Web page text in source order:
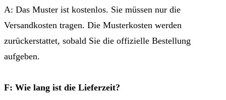
A: Das Muster ist kostenlos. Sie müssen nur die
Versandkosten tragen. Die Musterkosten werden
zurückerstattet, sobald Sie die offizielle Bestellung
aufgeben.
F: Wie lang ist die Lieferzeit?